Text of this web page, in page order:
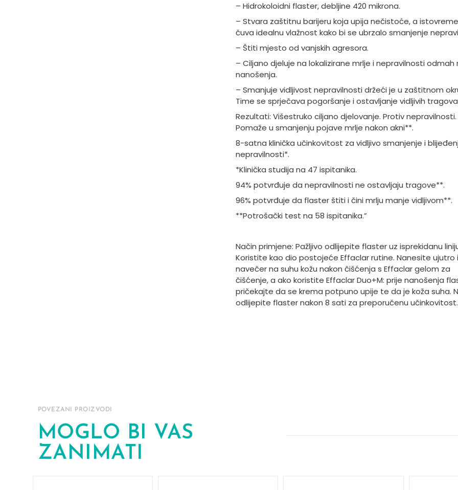
– Hidrokoloidni flaster, debljine 420 mikrona.
– Stvara zaštitnu barijeru koja upija nečistoće, a
čuva idealnu vlažnost kako bi se ubrzalo smanjenje
– Štiti mjesto od vanjskih agresora.
– Ciljano djeluje na lokalizirane mrlje i nepravilnosti odmah
nanošenja.
– Smanjuje vidljivost nepravilnosti držeći je u zaštitnom
Time se sprječava pogoršanje i ostavljanje vidljivih
Rezultati: Višestruko ciljano djelovanje. Protiv nepravilnosti.
Pomaže u smanjenju pojave mrlje nakon akni**.
8-satna klinička učinkovitost za vidljivo smanjenje i
nepravilnosti*.
*Klinička studija na 47 ispitanika.
94% potvrđuje da nepravilnosti ne ostavljaju tragove**.
96% potvrđuje da flaster štiti i čini mrlju manje vidljivom**.
**Potrošački test na 58 ispitanika.”
Način primjene: Pažljivo odlijepite flaster uz isprekidanu
Koristite kao dio postojeće Effaclar rutine. Nanesite ujutro
navečer na suhu kožu nakon čišćenja s Effaclar gelom za
čišćenje, a ako koristite Effaclar Duo+M: prije nanošenja
pričekajte da se krema potpuno upije te da je koža suha.
odlijepite flaster nakon 8 sati za preporučenu učinkovitost.
POVEZANI PROIZVODI
MOGLO BI VAS
ZANIMATI